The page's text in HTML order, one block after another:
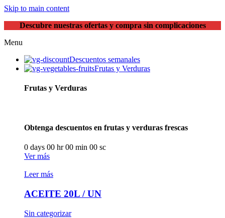
Skip to main content
Descubre nuestras ofertas y compra sin complicaciones
Menu
Descuentos semanales
Frutas y Verduras
Frutas y Verduras
Obtenga descuentos en frutas y verduras frescas
0 days 00 hr00 min 00 sc
Ver más
Leer más
ACEITE 20L / UN
Sin categorizar